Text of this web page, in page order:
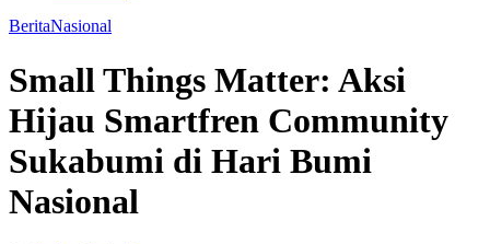
BeritaNasional
Small Things Matter: Aksi
Hijau Smartfren Community
Sukabumi di Hari Bumi
Nasional